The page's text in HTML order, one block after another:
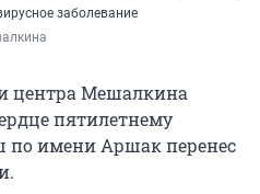
заболевание
центра Мешалкина
пятилетнему
по имени Аршак перенес